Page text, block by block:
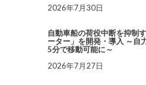
2026年7月30日
自動車船の荷役中断を抑制
ーター」を開発・導入 ～自
5分で移動可能に～
2026年7月27日